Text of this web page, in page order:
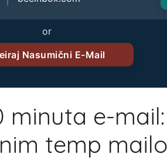
or
minuta e-
temp